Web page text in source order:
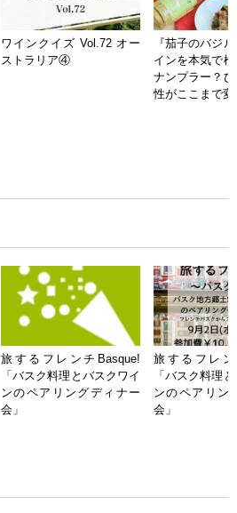
ワインクイズ Vol.72 オー
ストラリア④
『茄子のバジ
インを本気で
ナンプラー？
性がここまで
旅するフレンチBasque!
「バスク料理とバスクワイ
ンのペアリングディナー
会」
旅するフレン
「バスク料理
ンのペアリン
会」